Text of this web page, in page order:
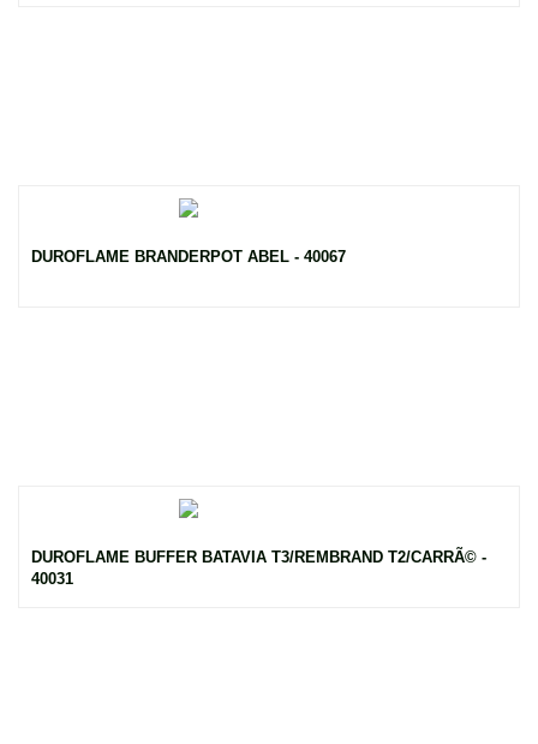
DUROFLAME BRANDERPOT ABEL - 40067
DUROFLAME BUFFER BATAVIA T3/REMBRAND T2/CARRÃ© -
40031